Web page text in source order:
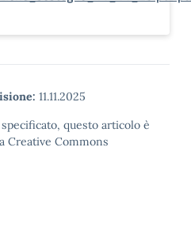
11.11.2025
questo articolo è
Creative Commons